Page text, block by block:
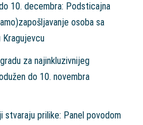
10. decembra: Podsticajna
osoba sa
za najinkluzivnijeg
do 10. novembra
stvaraju prilike: Panel povodom